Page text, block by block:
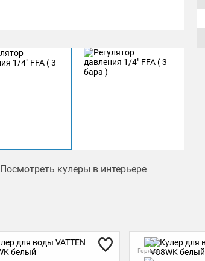
Посмотреть кулеры в интерьере
Горячая